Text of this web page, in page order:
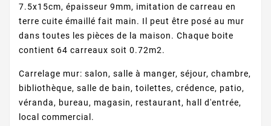
7.5x15cm, épaisseur 9mm, imitation de carreau en
terre cuite émaillé fait main. Il peut être posé au mur
dans toutes les pièces de la maison. Chaque boite
contient 64 carreaux soit 0.72m2.
Carrelage mur: salon, salle à manger, séjour, chambre,
bibliothèque, salle de bain, toilettes, crédence, patio,
véranda, bureau, magasin, restaurant, hall d'entrée,
local commercial.